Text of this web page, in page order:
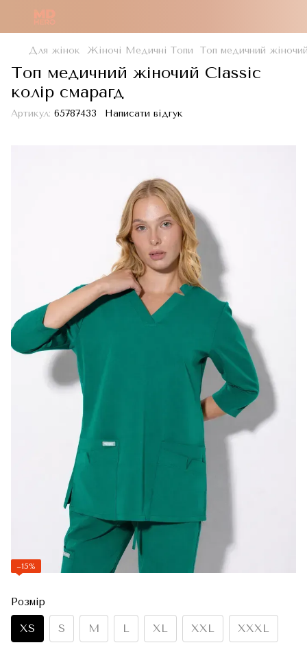
Для жінок Жіночі Медичні Топи Топ медичний
Топ медичний жіночий Classic
колір смарагд
Артикул: 65787433 Написати відгук
−15%
Розмір
XS S M L XL XXL XXXL